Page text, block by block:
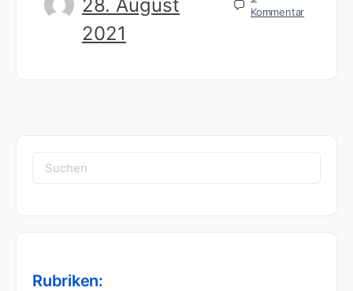
28. August
2021
Kommentar
Suchen
nach:
Rubriken: